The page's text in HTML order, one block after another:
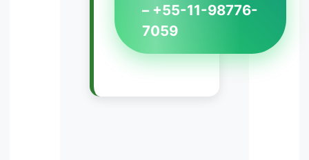
– +55-11-98776-
7059